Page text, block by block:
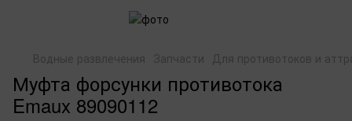
Водные развлечения Запчасти Для противотоков и
Муфта форсунки противотока
Emaux 89090112